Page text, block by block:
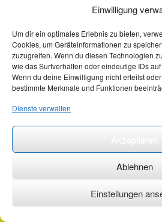
Einwilligung
Um dir ein optimales Erlebnis zu bieten,
Cookies, um Geräteinformationen zu
zuzugreifen. Wenn du diesen Technologien
wie das Surfverhalten oder eindeutige IDs
Wenn du deine Einwilligung nicht erteilst
bestimmte Merkmale und Funktionen
Dienste verwalten
Ablehnen
Einstellungen
©2026 ·erstehilfekurs-mauch.de ·AGB ·